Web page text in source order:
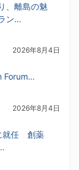
、離島の魅
ン…
2026年8月4日
Forum…
2026年8月4日
就任 創薬